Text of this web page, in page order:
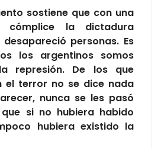
sostiene que con una
cómplice la dictadura
personas. Es
los argentinos somos
represión. De los que
el terror no se dice nada
nunca se les pasó
si no hubiera habido
hubiera existido la